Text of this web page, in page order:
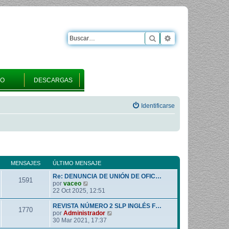
DESCARGAS
Buscar Búsqueda
Identificarse
MENSAJES ÚLTIMO MENSAJE
1591
Re: DENUNCIA DE UNIÓN DE OFIC…
por vaceo
e
r
ú
l
22 Oct 2025, 12:51
1770
REVISTA NÚMERO 2 SLP INGLÉS F…
por Administrador
r
30 Mar 2021, 17:37